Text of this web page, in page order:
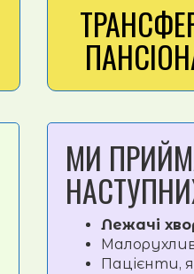
МИ
Лежачі
Пацієнти,